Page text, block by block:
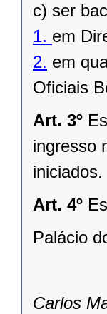
c) ser
1. em
2. em
Oficiais
Art. 3º
ingresso
iniciados.
Art. 4º
Palácio
Carlos